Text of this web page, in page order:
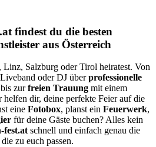
findest du die besten
aus Österreich
Salzburg oder Tirol heiratest. Von
oder DJ überprofessionelle
zurfreien Trauungmit einem
dir, deine perfekte Feier auf die
eine Fotobox, planst ein Feuerwerk,
für deine Gäste buchen? Alles kein
fest.atschnell und einfach genau die
zu euch passen.